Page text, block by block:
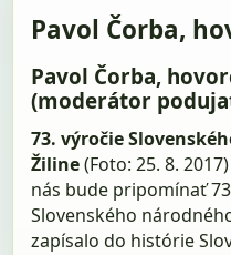
Pavol Čorba,
Pavol Čorba,
(moderátor
73. výročie
Žiline(Foto: 25. 8.
nás bude pripomínať
Slovenského
zapísalo do histórie